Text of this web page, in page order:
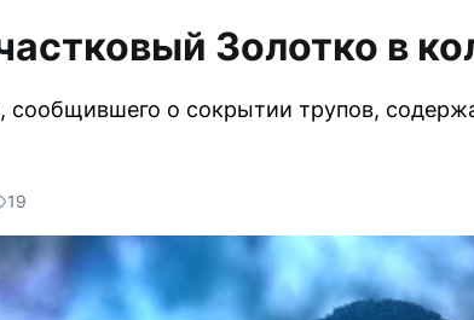
Золотко в
сообщившего о сокрытии трупов,
19